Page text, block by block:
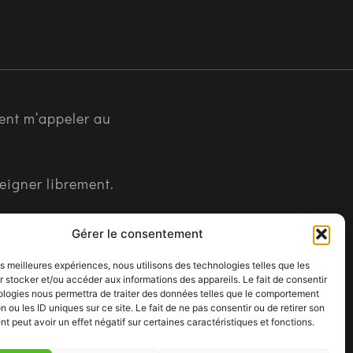
Gérer le consentement
meilleures expériences, nous utilisons des technologies telles que les
stocker et/ou accéder aux informations des appareils. Le fait de consentir
nous permettra de traiter des données telles que le comportement
ou les ID uniques sur ce site. Le fait de ne pas consentir ou de retirer son
peut avoir un effet négatif sur certaines caractéristiques et fonctions.
m’appeler au
librement.